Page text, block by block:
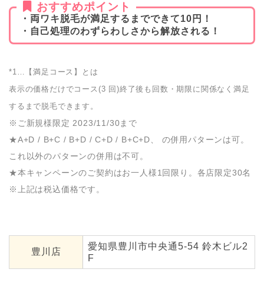
おすすめポイント
・両ワキ脱毛が満足するまでできて10円！
・自己処理のわずらわしさから解放される！
*1…【満足コース】とは
表示の価格だけでコース(3 回)終了後も回数・期限に関係なく満足
するまで脱毛できます。
※ご新規様限定 2023/11/30まで
★A+D / B+C / B+D / C+D / B+C+D、 の併用パターンは可。
これ以外のパターンの併用は不可。
★本キャンペーンのご契約はお一人様1回限り。各店限定30名
※上記は税込価格です。
豊川店
愛知県豊川市中央通5-54 鈴木ビル2
F